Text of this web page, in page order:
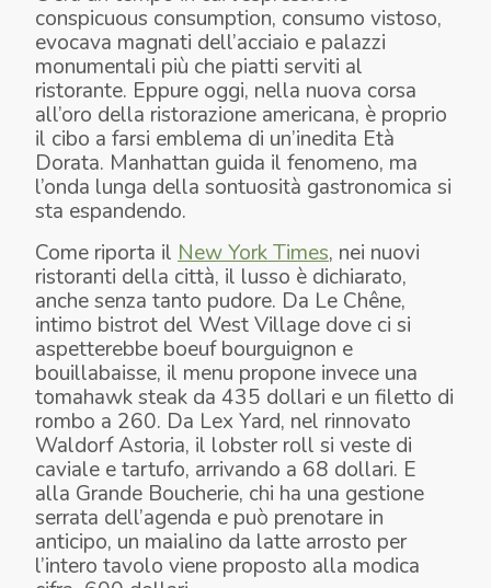
conspicuous consumption, consumo vistoso,
evocava magnati dell’acciaio e palazzi
monumentali più che piatti serviti al
ristorante. Eppure oggi, nella nuova corsa
all’oro della ristorazione americana, è proprio
il cibo a farsi emblema di un’inedita Età
Dorata. Manhattan guida il fenomeno, ma
l’onda lunga della sontuosità gastronomica si
sta espandendo.
Come riporta il New York Times, nei nuovi
ristoranti della città, il lusso è dichiarato,
anche senza tanto pudore. Da Le Chêne,
intimo bistrot del West Village dove ci si
aspetterebbe boeuf bourguignon e
bouillabaisse, il menu propone invece una
tomahawk steak da 435 dollari e un filetto di
rombo a 260. Da Lex Yard, nel rinnovato
Waldorf Astoria, il lobster roll si veste di
caviale e tartufo, arrivando a 68 dollari. E
alla Grande Boucherie, chi ha una gestione
serrata dell’agenda e può prenotare in
anticipo, un maialino da latte arrosto per
l’intero tavolo viene proposto alla modica